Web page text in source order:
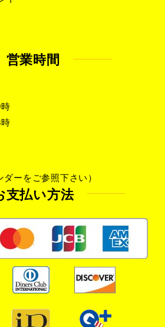
営業時間
時
ダーをご参照下さい）
支払い方法